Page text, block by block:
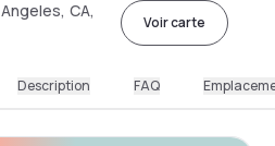
CA,
Voir carte
Description FAQ